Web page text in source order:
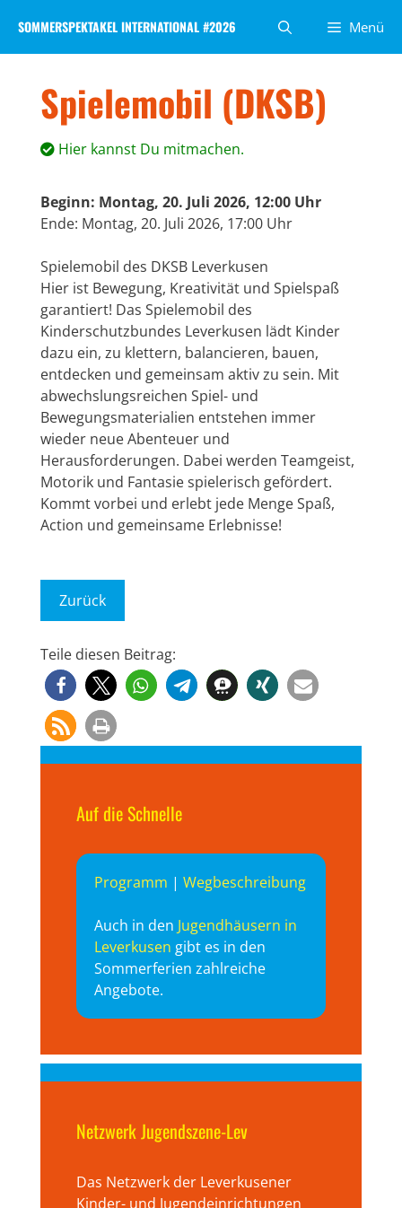
Inhalt
springen
SOMMERSPEKTAKEL INTERNATIONAL #2026 Menü
Spielemobil (DKSB)
Hier kannst Du mitmachen.
Beginn: Montag, 20. Juli 2026, 12:00 Uhr
Ende: Montag, 20. Juli 2026, 17:00 Uhr
Spielemobil des DKSB Leverkusen
Hier ist Bewegung, Kreativität und Spielspaß
garantiert! Das Spielemobil des
Kinderschutzbundes Leverkusen lädt Kinder
dazu ein, zu klettern, balancieren, bauen,
entdecken und gemeinsam aktiv zu sein. Mit
abwechslungsreichen Spiel- und
Bewegungsmaterialien entstehen immer
wieder neue Abenteuer und
Herausforderungen. Dabei werden Teamgeist,
Motorik und Fantasie spielerisch gefördert.
Kommt vorbei und erlebt jede Menge Spaß,
Action und gemeinsame Erlebnisse!
Zurück
Teile diesen Beitrag:
Auf die Schnelle
Programm | Wegbeschreibung
Auch in den Jugendhäusern in
Leverkusen gibt es in den
Sommerferien zahlreiche
Angebote.
Netzwerk Jugendszene-Lev
Das Netzwerk der Leverkusener
Kinder- und Jugendeinrichtungen